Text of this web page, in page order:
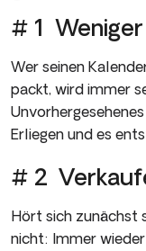
# 1
Wer seinen
packt, wird immer
Erliegen und es
# 2
Hört sich zunächst
nicht: Immer